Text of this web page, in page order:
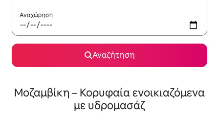
Αναχώρηση
Αναζήτηση
Μοζαμβίκη – Κορυφαία ενοικιαζόμενα
με υδρομασάζ